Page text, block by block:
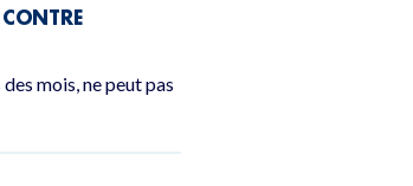
mois, ne peut pas